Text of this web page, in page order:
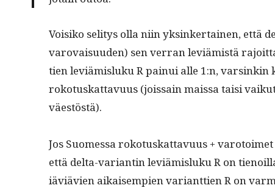
Voisiko seli­tys olla niin yksinker­tainen, että
varovaisu­u­den) sen ver­ran lev­iämistä
tien lev­iämis­luku R painui alle 1:n, varsinkin
roko­tuskat­tavu­us (jois­sain mais­sa taisi
väestöstä).
Jos Suomes­sa roko­tuskat­tavu­us +
että delta-vari­antin lev­iämis­luku R on
iäviävien aikaisem­pi­en vari­ant­tien R on